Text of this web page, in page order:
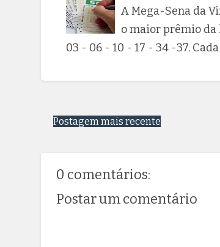
A Mega-Sena da
o maior prêmio da
03 - 06 - 10 - 17 - 34 -37.
Postagem mais recente
0 comentários:
Postar um comentário